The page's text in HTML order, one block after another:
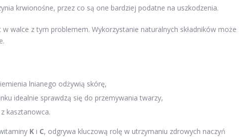
krwionośne, przez co są one bardziej podatne na uszkodzenia.
walce z tym problemem. Wykorzystanie naturalnych składników może
lnianego odżywią skórę,
idealnie sprawdzą się do przemywania twarzy,
kasztanowca.
K i C, odgrywa kluczową rolę w utrzymaniu zdrowych naczyń